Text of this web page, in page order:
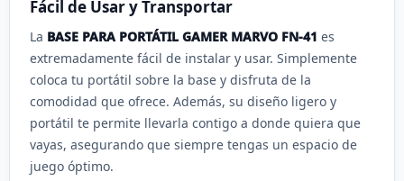
Fácil de Usar y Transportar
La BASE PARA PORTÁTIL GAMER MARVO FN-41 es
extremadamente fácil de instalar y usar. Simplemente
coloca tu portátil sobre la base y disfruta de la
comodidad que ofrece. Además, su diseño ligero y
portátil te permite llevarla contigo a donde quiera que
vayas, asegurando que siempre tengas un espacio de
juego óptimo.